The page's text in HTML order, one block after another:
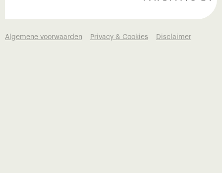
Algemene voorwaarden Privacy & Cookies Disclaimer